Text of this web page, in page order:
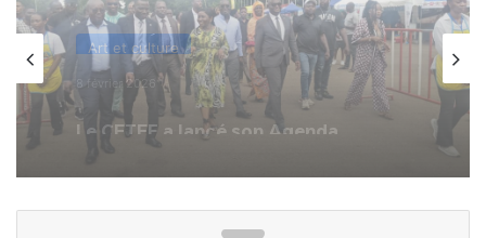
Art et culture
14 août 2025
Marathon Culinaire – Guinness World
Records : Chef Laurence Assignon
reçoit le soutien vibrant du
gouvernement togolais